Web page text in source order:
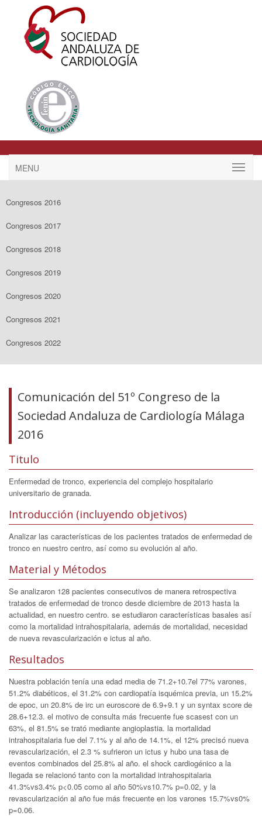
MENU
Congresos 2016
Congresos 2017
Congresos 2018
Congresos 2019
Congresos 2020
Congresos 2021
Congresos 2022
Comunicación del 51º Congreso de la
Sociedad Andaluza de Cardiología Málaga
2016
Titulo
Enfermedad de tronco, experiencia del complejo hospitalario
universitario de granada.
Introducción (incluyendo objetivos)
Analizar las características de los pacientes tratados de enfermedad de
tronco en nuestro centro, así como su evolución al año.
Material y Métodos
Se analizaron 128 pacientes consecutivos de manera retrospectiva
tratados de enfermedad de tronco desde diciembre de 2013 hasta la
actualidad, en nuestro centro. se estudiaron características basales así
como la mortalidad intrahospitalaria, además de mortalidad, necesidad
de nueva revascularización e ictus al año.
Resultados
Nuestra población tenía una edad media de 71.2+10.7el 77% varones,
51.2% diabéticos, el 31.2% con cardiopatía isquémica previa, un 15.2%
de epoc, un 20.8% de irc un euroscore de 6.9+9.1 y un syntax score de
28.6+12.3. el motivo de consulta más frecuente fue scasest con un
63%, el 81.5% se trató mediante angioplastia. la mortalidad
intrahospitalaria fue del 7.1% y al año de 14.1%, el 12% precisó nueva
revascularización, el 2.3 % sufrieron un ictus y hubo una tasa de
eventos combinados del 25.8% al año. el shock cardiogénico a la
llegada se relacionó tanto con la mortalidad intrahospitalaria
41.3%vs3.4% p<0.05 como al año 50%vs10.7% p=0.02, y la
revascularización al año fue más frecuente en los varones 15.7%vs0%
p=0.06.